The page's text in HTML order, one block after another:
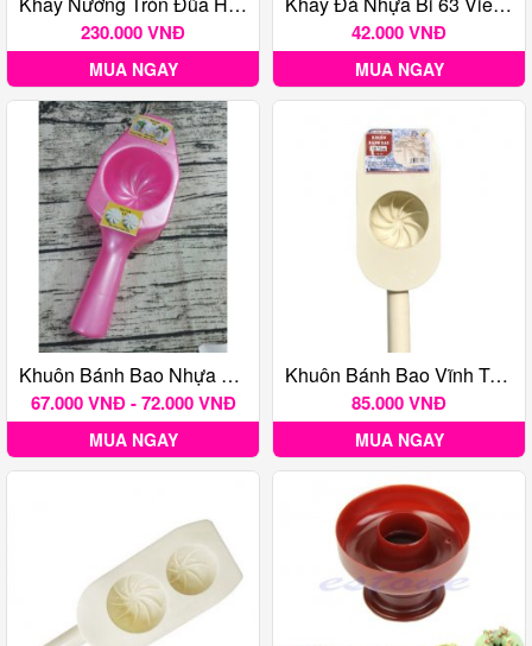
230.000 VNĐ
MUA NGAY
42.000 VNĐ
MUA NGAY
Khuôn Bánh Bao Nhựa Ngọc Lan
67.000 VNĐ - 72.000 VNĐ
MUA NGAY
Khuôn Bánh Bao Vĩnh Trường 7.5 Cm
85.000 VNĐ
MUA NGAY